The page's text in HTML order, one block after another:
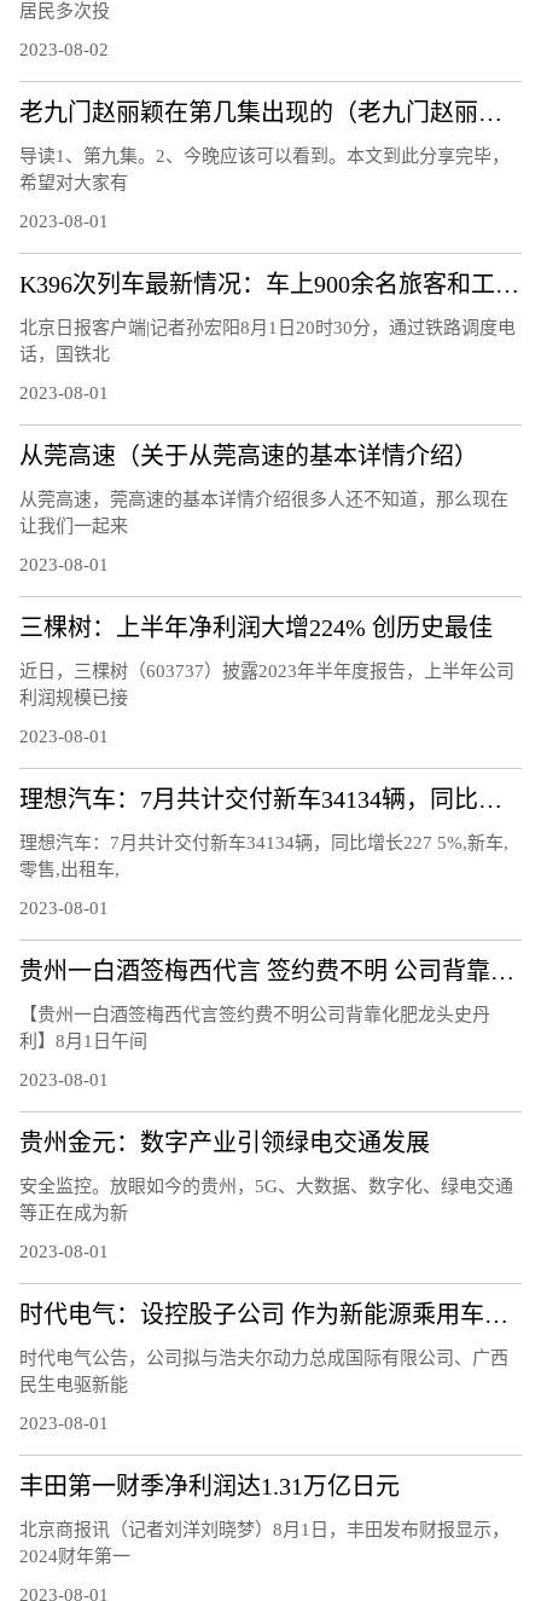
居民多次投
2023-08-02
老九门赵丽颖在第几集出现的（老九门赵丽颖第几集出现）
导读1、第九集。2、今晚应该可以看到。本文到此分享完毕，
希望对大家有
2023-08-01
K396次列车最新情况：车上900余名旅客和工作人员全部平安
北京日报客户端|记者孙宏阳8月1日20时30分，通过铁路调度电
话，国铁北
2023-08-01
从莞高速（关于从莞高速的基本详情介绍）
从莞高速，莞高速的基本详情介绍很多人还不知道，那么现在
让我们一起来
2023-08-01
三棵树：上半年净利润大增224% 创历史最佳
近日，三棵树（603737）披露2023年半年度报告，上半年公司
利润规模已接
2023-08-01
理想汽车：7月共计交付新车34134辆，同比增长227.5%
理想汽车：7月共计交付新车34134辆，同比增长227 5%,新车,
零售,出租车,
2023-08-01
贵州一白酒签梅西代言 签约费不明 公司背靠化肥龙头史丹利
【贵州一白酒签梅西代言签约费不明公司背靠化肥龙头史丹
利】8月1日午间
2023-08-01
贵州金元：数字产业引领绿电交通发展
安全监控。放眼如今的贵州，5G、大数据、数字化、绿电交通
等正在成为新
2023-08-01
时代电气：设控股子公司 作为新能源乘用车电驱产业发展平台
时代电气公告，公司拟与浩夫尔动力总成国际有限公司、广西
民生电驱新能
2023-08-01
丰田第一财季净利润达1.31万亿日元
北京商报讯（记者刘洋刘晓梦）8月1日，丰田发布财报显示，
2024财年第一
2023-08-01